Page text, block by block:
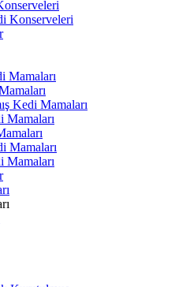
Konserveleri
Mamaları
Kedi Mamaları
Mamaları
Mamaları
Mamaları